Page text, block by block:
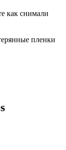
как снимали
пленки